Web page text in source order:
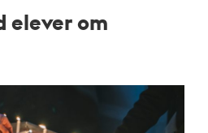
elever om